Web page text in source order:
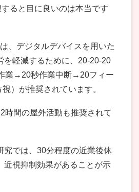
ると目に良いのは本当です
、デジタルデバイスを用いた
を軽減するために、20-20-20
業→20秒作業中断→20フィー
）が推奨されています。
時間の屋外活動も推奨されて
究では、30分程度の近業後休
近視抑制効果があることが示